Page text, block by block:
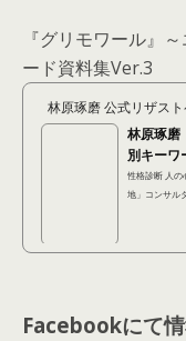
『グリモワール』
ード資料集Ver.3
林原琢磨 公式リザス
林原琢磨
別キー
性格診断 人の
地」コンサル
Facebookにて